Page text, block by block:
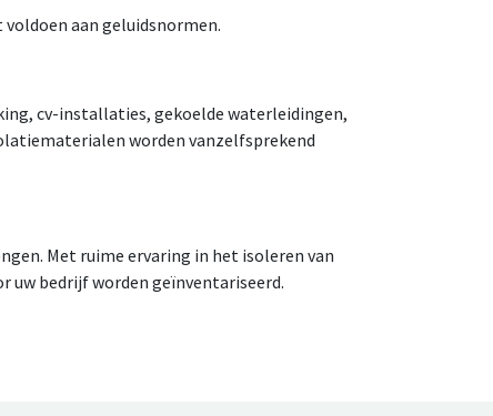
aan geluidsnormen.
cv-installaties, gekoelde waterleidingen,
worden vanzelfsprekend
Met ruime ervaring in het isoleren van
uw bedrijf worden geïnventariseerd.